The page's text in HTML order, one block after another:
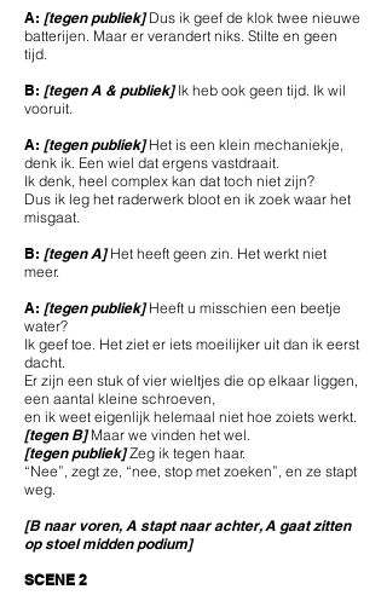
A: [tegen publiek]Dus ik geef de klok twee nieuwe
batterijen. Maar er verandert niks. Stilte en geen
tijd.
B: [tegen A & publiek]Ik heb ook geen tijd. Ik wil
vooruit.
A: [tegen publiek] Het is een klein mechaniekje,
denk ik. Een wiel dat ergens vastdraait.
Ik denk, heel complex kan dat toch niet zijn?
Dus ik leg het raderwerk bloot en ik zoek waar het
misgaat.
B: [tegen A]Het heeft geen zin. Het werkt niet
meer.
A: [tegen publiek]Heeft u misschien een beetje
water?
Ik geef toe. Het ziet er iets moeilijker uit dan ik eerst
dacht.
Er zijn een stuk of vier wieltjes die op elkaar liggen,
een aantal kleine schroeven,
en ik weet eigenlijk helemaal niet hoe zoiets werkt.
[tegen B]Maar we vinden het wel.
[tegen publiek]Zeg ik tegen haar.
“Nee”, zegt ze, “nee, stop met zoeken”, en ze stapt
weg.
[B naar voren, A stapt naar achter, A gaat zitten
op stoel midden podium]
SCENE 2